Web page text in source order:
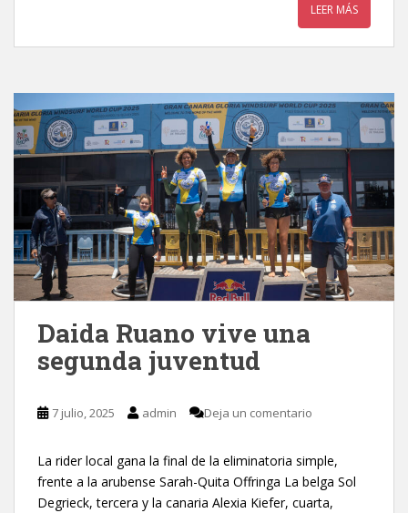
LEER MÁS
Daida Ruano vive una
segunda juventud
7 julio, 2025 admin Deja un comentario
La rider local gana la final de la eliminatoria simple,
frente a la arubense Sarah-Quita Offringa La belga Sol
Degrieck, tercera y la canaria Alexia Kiefer, cuarta,